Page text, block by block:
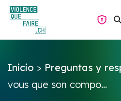
Preguntas y respuestas
Navegación privada
Inicio > Preguntas y
vous que son compo...